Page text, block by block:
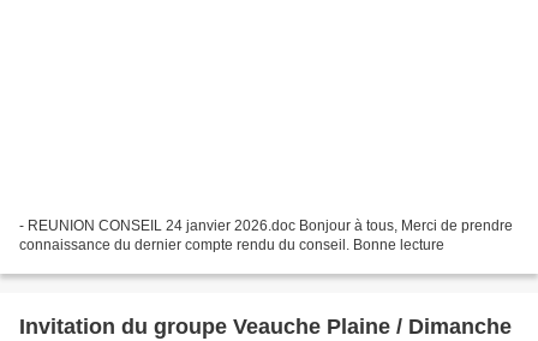
- REUNION CONSEIL 24 janvier 2026.doc Bonjour à tous, Merci de prendre
connaissance du dernier compte rendu du conseil. Bonne lecture
Invitation du groupe Veauche Plaine / Dimanche